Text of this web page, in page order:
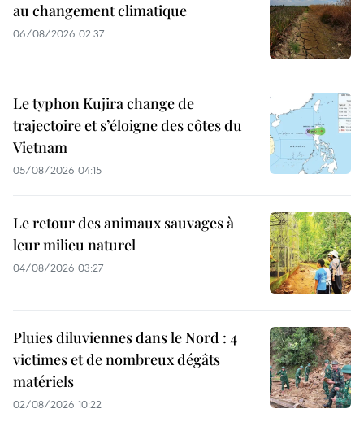
au changement climatique
06/08/2026 02:37
Le typhon Kujira change de
trajectoire et s’éloigne des côtes du
Vietnam
05/08/2026 04:15
Le retour des animaux sauvages à
leur milieu naturel
04/08/2026 03:27
Pluies diluviennes dans le Nord : 4
victimes et de nombreux dégâts
matériels
02/08/2026 10:22